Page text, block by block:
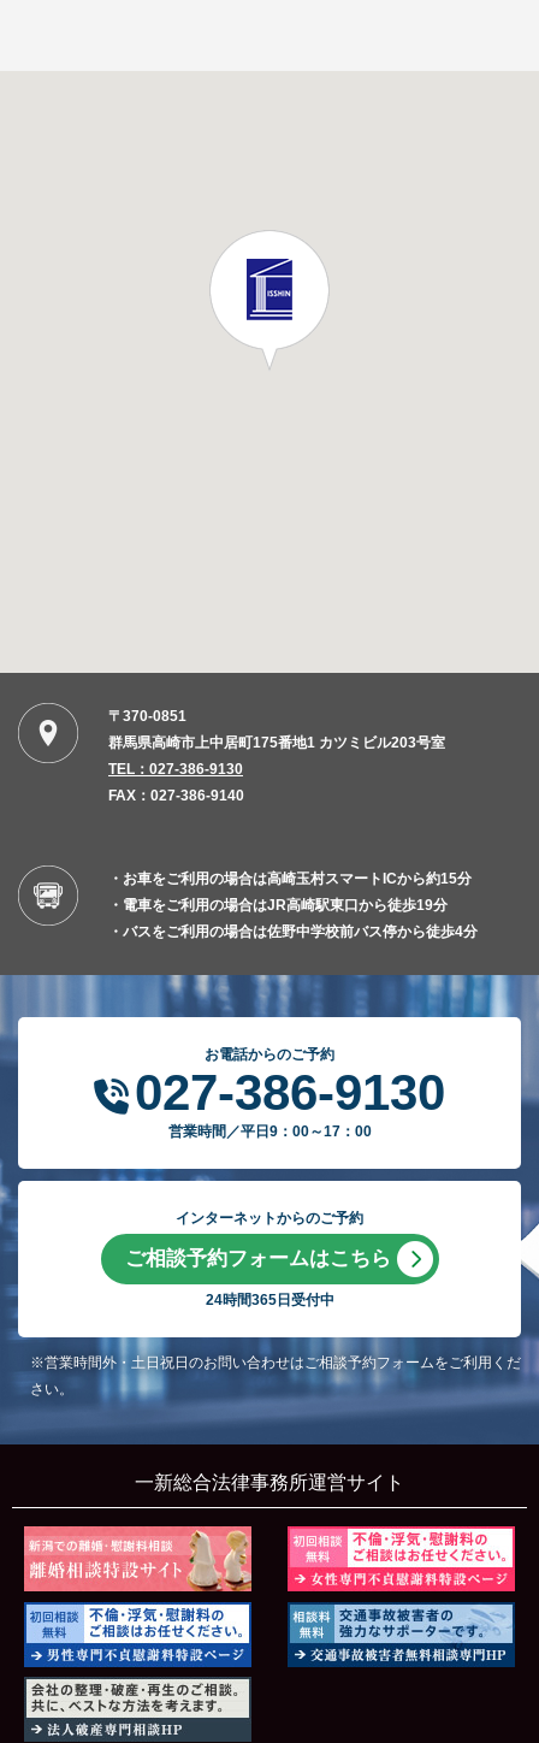
〒370-0851
群馬県高崎市上中居町175番地1 カツミビル203号室
TEL：027-386-9130
FAX：027-386-9140
・お車をご利用の場合は高崎玉村スマートICから約15分
・電車をご利用の場合はJR高崎駅東口から徒歩19分
・バスをご利用の場合は佐野中学校前バス停から徒歩4分
お電話からのご予約
027-386-9130
営業時間／平日9：00～17：00
インターネットからのご予約
ご相談予約フォームはこちら
24時間365日受付中
※営業時間外・土日祝日のお問い合わせはご相談予約フォームをご利用くだ
さい。
一新総合法律事務所運営サイト